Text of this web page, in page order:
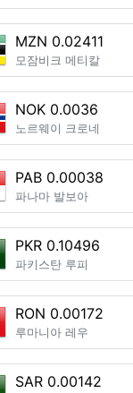
MZN 0.02411
모잠비크 메티칼
NOK 0.0036
노르웨이 크로네
PAB 0.00038
파나마 발보아
PKR 0.10496
파키스탄 루피
RON 0.00172
루마니아 레우
SAR 0.00142